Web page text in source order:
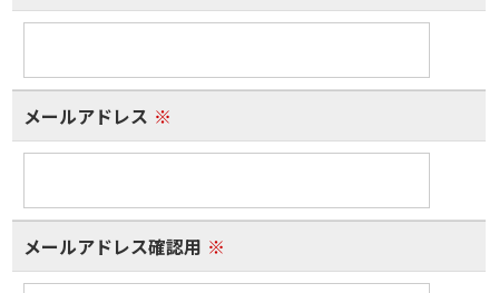
メールアドレス ※
メールアドレス確認用 ※